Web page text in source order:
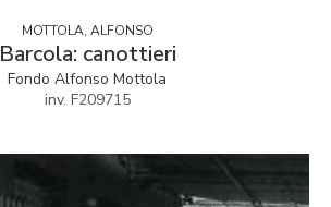
MOTTOLA, ALFONSO
Barcola: canottieri
Fondo Alfonso Mottola
inv. F209715